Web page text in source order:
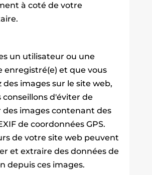
à coté de votre
un utilisateur ou une
enregistré(e) et que vous
des images sur le site web,
conseillons d'éviter de
des images contenant des
de coordonnées GPS.
de votre site web peuvent
et extraire des données de
depuis ces images.